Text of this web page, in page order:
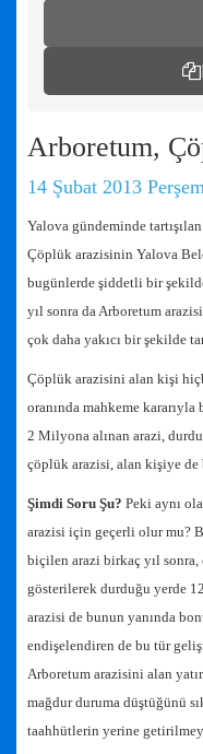
Arboretum,
14 Şubat 2013
Yalova gündeminde
Çöplük arazisinin Yalova
bugünlerde şiddetli bir
yıl sonra da Arboretum
çok daha yakıcı bir şekilde
Çöplük arazisini alan kişi
oranında mahkeme kararıyla
2 Milyona alınan arazi,
çöplük arazisi, alan kişiye de
Şimdi Soru Şu? Peki aynı
arazisi için geçerli olur mu?
biçilen arazi birkaç yıl sonra,
gösterilerek durduğu yerde
arazisi de bunun yanında
endişelendiren de bu tür
Arboretum arazisini alan
mağdur duruma düştüğünü
taahhütlerin yerine